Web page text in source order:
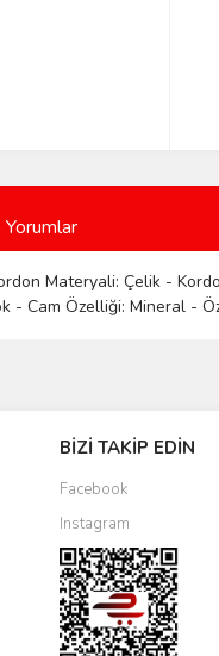
Yorumlar
Materyali: Çelik -
Cam Özelliği: Mineral -
BİZİ TAKİP EDİN
Facebook
Instagram